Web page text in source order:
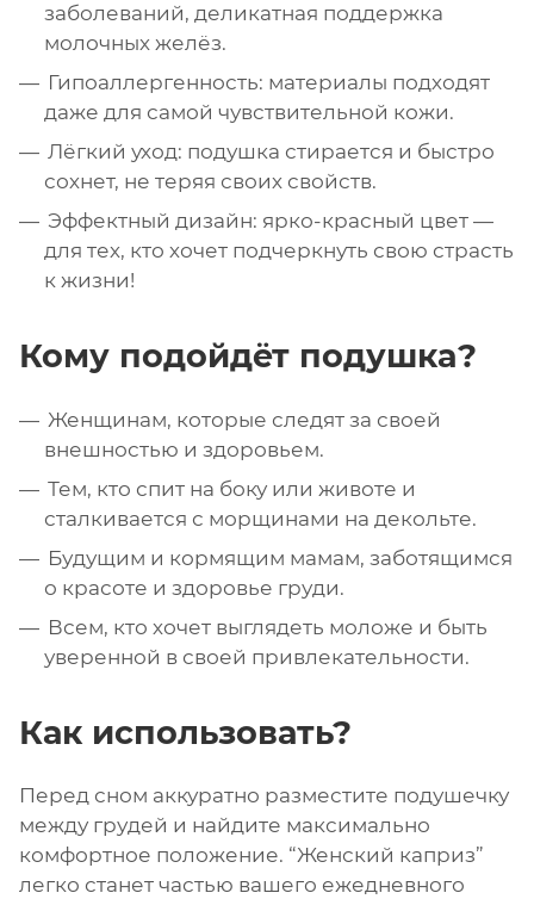
заболеваний, деликатная поддержка
молочных желёз.
Гипоаллергенность: материалы подходят
даже для самой чувствительной кожи.
Лёгкий уход: подушка стирается и быстро
сохнет, не теряя своих свойств.
Эффектный дизайн: ярко-красный цвет —
для тех, кто хочет подчеркнуть свою страсть
к жизни!
Кому подойдёт подушка?
Женщинам, которые следят за своей
внешностью и здоровьем.
Тем, кто спит на боку или животе и
сталкивается с морщинами на декольте.
Будущим и кормящим мамам, заботящимся
о красоте и здоровье груди.
Всем, кто хочет выглядеть моложе и быть
уверенной в своей привлекательности.
Как использовать?
Перед сном аккуратно разместите подушечку
между грудей и найдите максимально
комфортное положение. “Женский каприз”
легко станет частью вашего ежедневного